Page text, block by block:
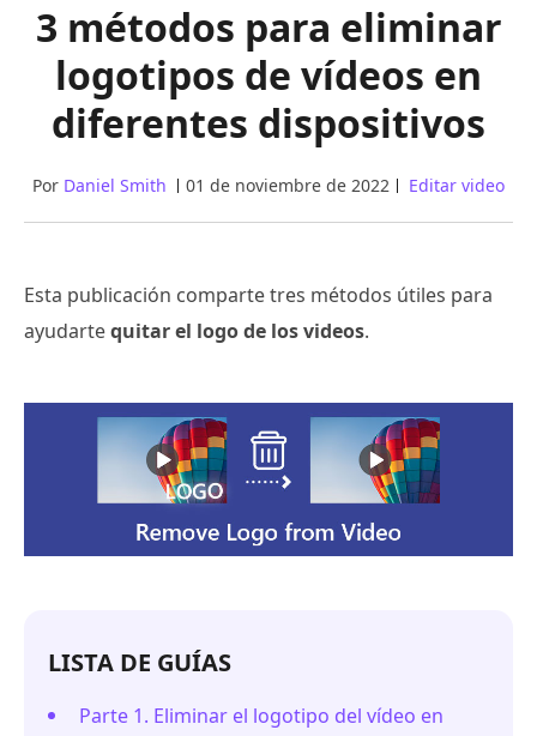
3 métodos para eliminar
logotipos de vídeos en
diferentes dispositivos
Por Daniel Smith 01 de noviembre de 2022 Editar video
Esta publicación comparte tres métodos útiles para
ayudartequitar el logo de los videos.
LISTA DE GUÍAS
Parte 1. Eliminar el logotipo del vídeo en